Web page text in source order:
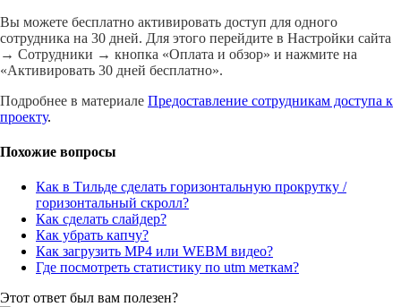
Вы можете бесплатно активировать доступ для одного
сотрудника на 30 дней. Для этого перейдите в Настройки сайта
→ Сотрудники → кнопка «Оплата и обзор» и нажмите на
«Активировать 30 дней бесплатно».
Подробнее в материале Предоставление сотрудникам доступа к
проекту.
Похожие вопросы
Как в Тильде сделать горизонтальную прокрутку /
горизонтальный скролл?
Как сделать слайдер?
Как убрать капчу?
Как загрузить MP4 или WEBM видео?
Где посмотреть статистику по utm меткам?
Этот ответ был вам полезен?